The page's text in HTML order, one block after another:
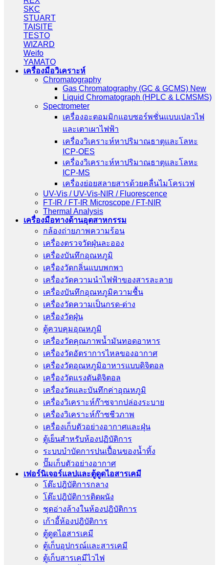
SKC
STUART
TAISITE
TESTO
WIZARD
Weifo
YAMATO
เครื่องมือวิเคราะห์
Chromatography
Gas Chromatography (GC & GCMS) New
Liquid Chromatograph (HPLC & LCMSMS)
Spectrometer
เครื่องอะตอมมิกแอบซอร์พชั่นแบบเปลวไฟ
และเตาเผาไฟฟ้า
เครื่องวิเคราะห์หาปริมาณธาตุและโลหะ
ICP-OES
เครื่องวิเคราะห์หาปริมาณธาตุและโลหะ
ICP-MS
เครื่องย่อยสลายสารด้วยคลื่นไมโครเวฟ
UV-Vis / UV-Vis-NIR / Fluorescence
FT-IR / FT-IR Microscope / FT-NIR
Thermal Analysis
เครื่องมือทางด้านอุตสาหกรรม
กล้องถ่ายภาพความร้อน
เครื่องตรวจวัดฝุ่นละออง
เครื่องบันทึกอุณหภูมิ
เครื่องวัดกลิ่นแบบพกพา
เครื่องวัดความนําไฟฟ้าของสารละลาย
เครื่องบันทึกอุณหภูมิความชื้น
เครื่องวัดความเป็นกรด-ด่าง
เครื่องวัดฝุ่น
ตู้ควบคุมอุณหภูมิ
เครื่องวัดคุณภาพน้ำมันทอดอาหาร
เครื่องวัดอัตราการไหลของอากาศ
เครื่องวัดอุณหภูมิอาหารแบบดิจิตอล
เครื่องวัดแรงดันดิจิตอล
เครื่องวัดและบันทึกค่าอุณหภูมิ
เครื่องวิเคราะห์ก๊าซจากปล่องระบาย
เครื่องวิเคราะห์ก๊าซชีวภาพ
เครื่องเก็บตัวอย่างอากาศเเละฝุ่น
ตู้เย็นสำหรับห้องปฏิบัติการ
ระบบบำบัดการปนเปื้อนของน้ำทิ้ง
ปั๊มเก็บตัวอย่างอากาศ
เฟอร์นิเจอร์แลปและตู้ดูดไอสารเคมี
โต๊ะปฎิบัติการกลาง
โต๊ะปฎิบัติการติดผนัง
ชุดอ่างล้างในห้องปฎิบัติการ
เก้าอี้ห้องปฎิบัติการ
ตู้ดูดไอสารเคมี
ตู้เก็บอุปกรณ์เเละสารเคมี
ตู้เก็บสารเคมีไวไฟ